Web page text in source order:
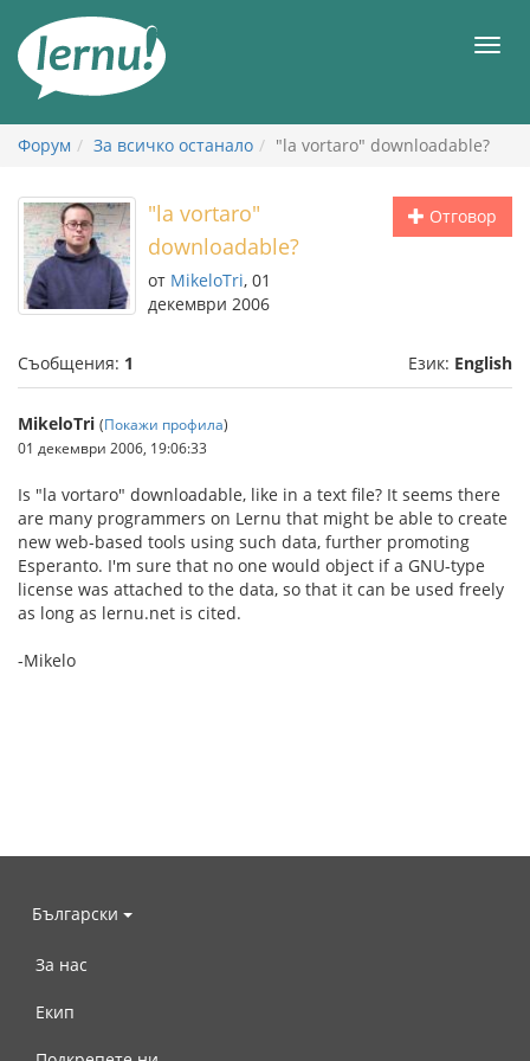
съдържанието
Форум За всичко останало "la vortaro" downloadable?
Отговор
"la vortaro"
downloadable?
от MikeloTri, 01
декември 2006
Съобщения: 1 Език: English
MikeloTri (Покажи профила)
01 декември 2006, 19:06:33
Is "la vortaro" downloadable, like in a text file? It seems there
are many programmers on Lernu that might be able to create
new web-based tools using such data, further promoting
Esperanto. I'm sure that no one would object if a GNU-type
license was attached to the data, so that it can be used freely
as long as lernu.net is cited.
-Mikelo
Български
За нас
Екип